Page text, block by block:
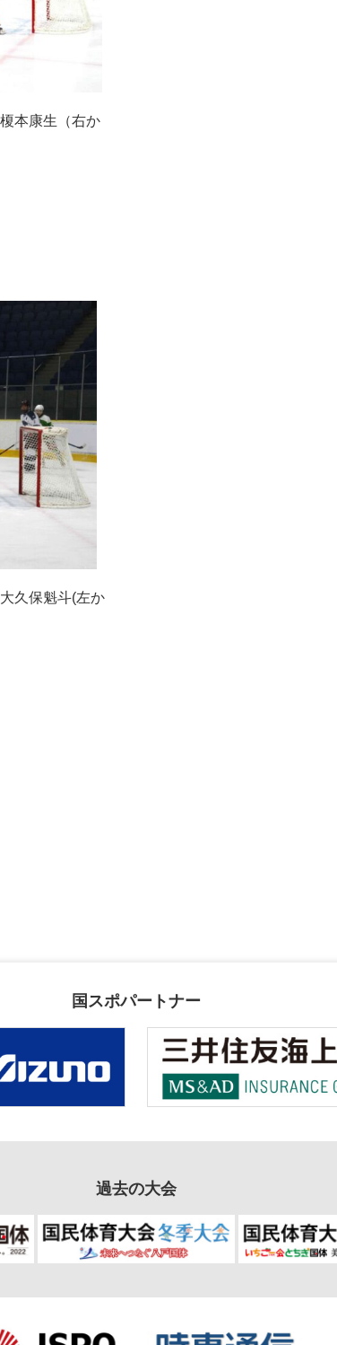
アイスホッケー
式典
ジャイアントスラローム
クロスカントリー
スペシャルジャンプ
コンバインド(クロスカントリー)
取材記事
本康生（右か
久保魁斗(左か
国スポパートナー
過去の大会